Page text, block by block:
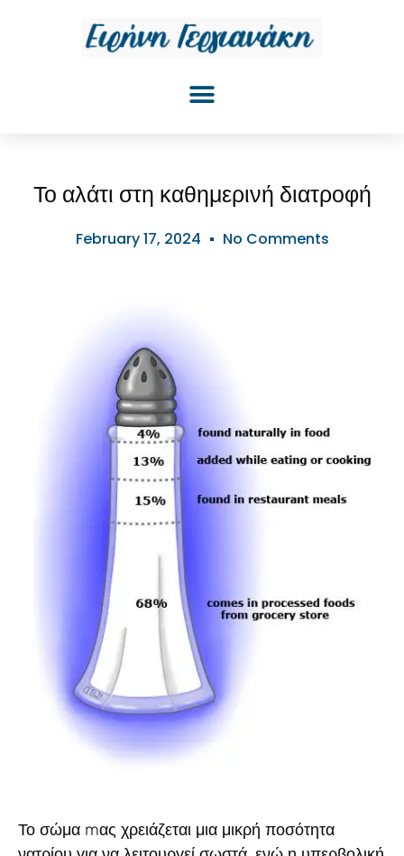
Το αλάτι στη καθημερινή διατροφή
February 17, 2024 No Comments
Το σώμα mας χρειάζεται μια μικρή ποσότητα